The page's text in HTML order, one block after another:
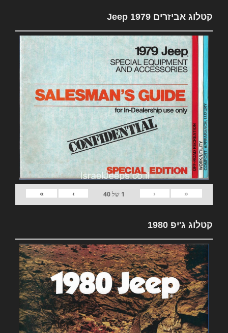
קטלוג אביזרים 1979 Jeep
«
‹
1 של40
›
»
קטלוג ג'יפ 1980